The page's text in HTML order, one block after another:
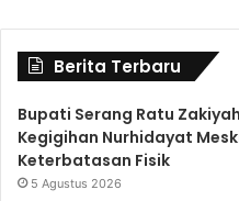
a
c
e
w
i
Berita Terbaru
Bupati Serang Ratu
Kegigihan Nurhidayat
Keterbatasan Fisik
5 Agustus 2026